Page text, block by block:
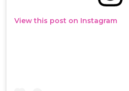
View this post on Instagram